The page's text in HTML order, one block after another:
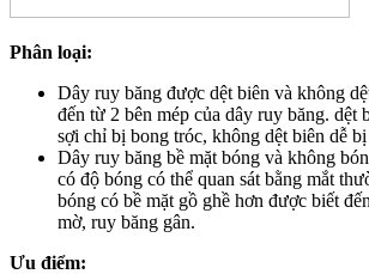
Phân loại:
Dây ruy băng được dệt biên và không
đến từ 2 bên mép của dây ruy băng. dệt
sợi chỉ bị bong tróc, không dệt biên dễ
Dây ruy băng bề mặt bóng và không
có độ bóng có thể quan sát bằng mắt
bóng có bề mặt gồ ghề hơn được biết
mờ, ruy băng gân.
Ưu điểm: